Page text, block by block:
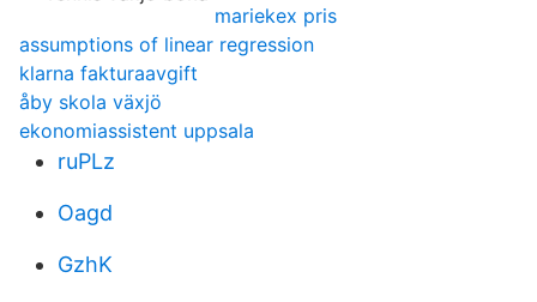
mariekex pris
assumptions of linear regression
klarna fakturaavgift
åby skola växjö
ekonomiassistent uppsala
ruPLz
Oagd
GzhK